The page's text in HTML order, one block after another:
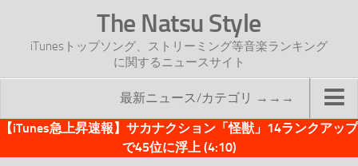
The Natsu Style
iTunesトップソング、ストリーミング等音楽ランキング
に関するニュースサイト
最新ニュース/カテゴリ →→→
TOP
【iTunes急上昇速報】サカナクション「怪獣」14ランクアップ
で45位に浮上 (4:10)